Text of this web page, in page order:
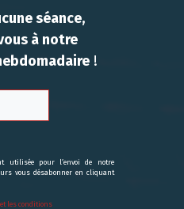
séance,
à notre
!
utilisée pour l’envoi de notre
vous désabonner en cliquant
les conditions